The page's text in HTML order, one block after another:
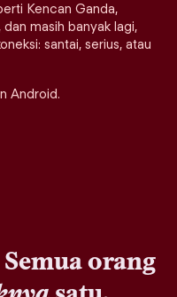
Kencan Ganda,
masih banyak lagi,
santai, serius, atau
Android.
orang